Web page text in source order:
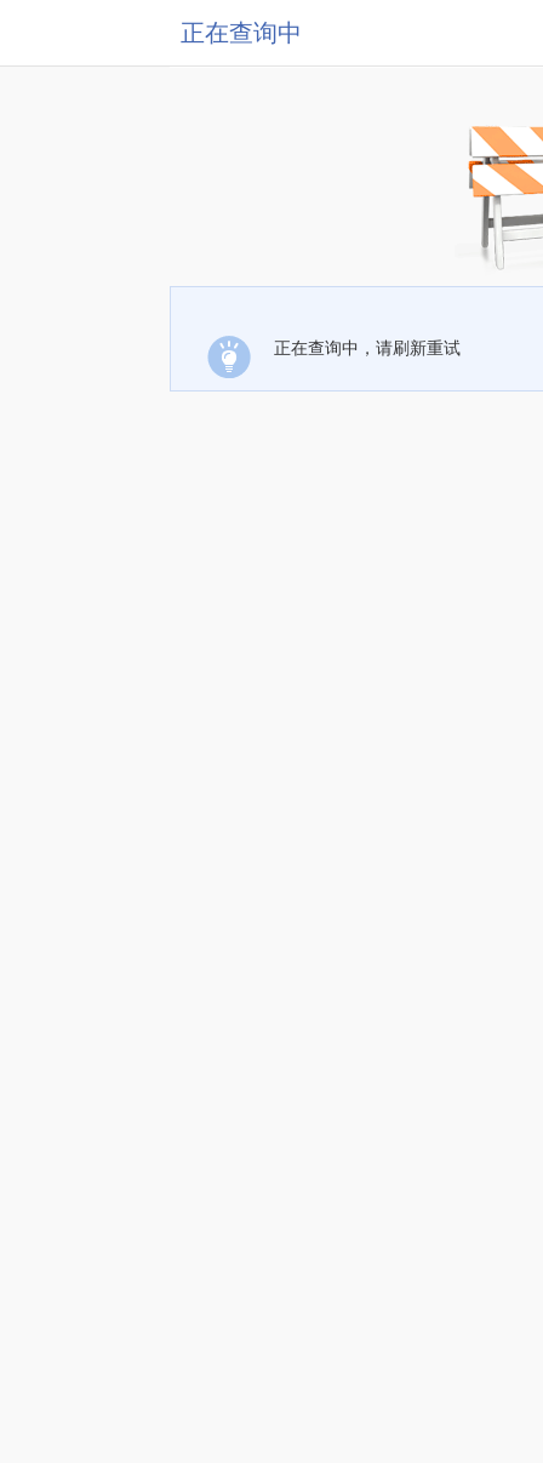
正在查询中
正在查询中，请刷新重试